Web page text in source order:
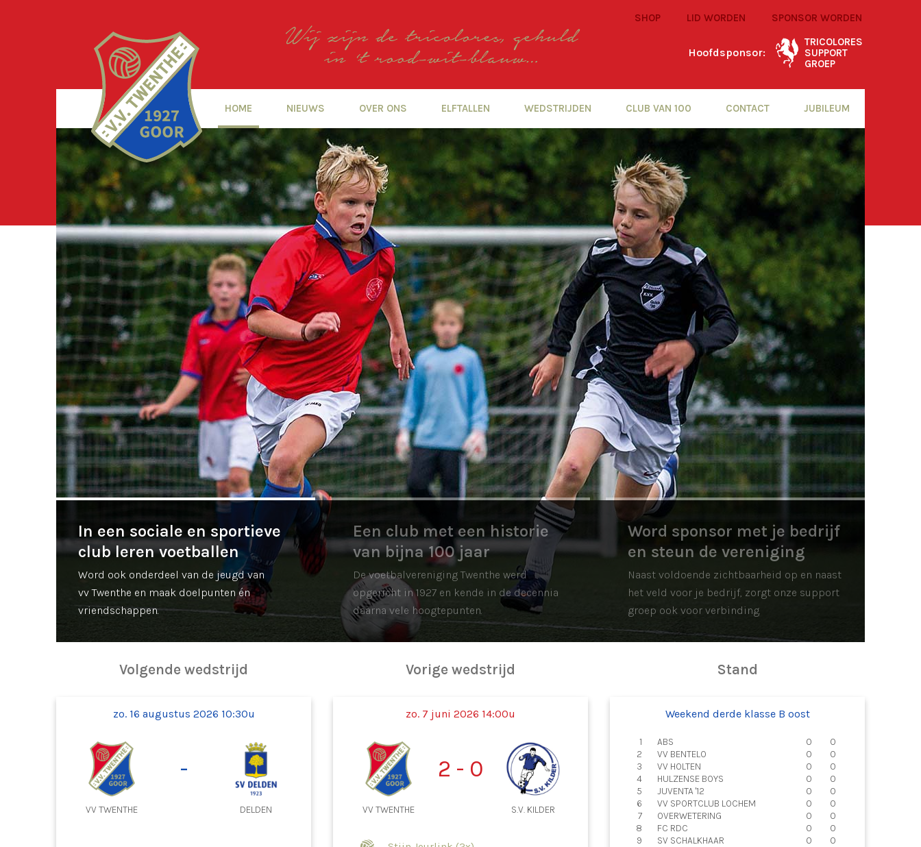
SHOP LID WORDEN SPONSOR WORDEN
Hoofdsponsor:
TRICOLORES
SUPPORT
GROEP
HOME NIEUWS OVER ONS ELFTALLEN WEDSTRIJDEN CLUB VAN 100 CONTACT JUBILEUM
In een sociale en sportieve
club leren voetballen
Word ook onderdeel van de jeugd van
vv Twenthe en maak doelpunten én
vriendschappen.
Een club met een historie
van bijna 100 jaar
De voetbalvereniging Twenthe werd
opgericht in 1927 en kende in de decennia
daarna vele hoogtepunten.
Word sponsor met je bedrijf
en steun de vereniging
Naast voldoende zichtbaarheid op en naast
het veld voor je bedrijf, zorgt onze support
groep ook voor verbinding.
Volgende wedstrijd
zo. 16 augustus 2026 10:30u
VV TWENTHE
-
DELDEN
Vorige wedstrijd
zo. 7 juni 2026 14:00u
VV TWENTHE
2 - 0
S.V. KILDER
Stand
Weekend derde klasse B oost
1 ABS 0
0
2
VV BENTELO 0
0
3
VV HOLTEN 0
0
4
HULZENSE BOYS 0
0
5
JUVENTA '12 0
0
6
VV SPORTCLUB LOCHEM 0
0
7
OVERWETERING 0
0
8
FC RDC 0
0
9
SV SCHALKHAAR 0
0